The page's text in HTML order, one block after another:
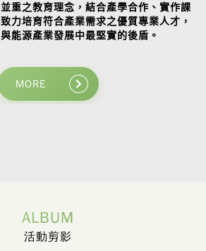
重之教育理念，結合產學合作、實作課
力培育符合產業需求之優質專業人才，
能源產業發展中最堅實的後盾。
MORE
ALBUM
活動剪影